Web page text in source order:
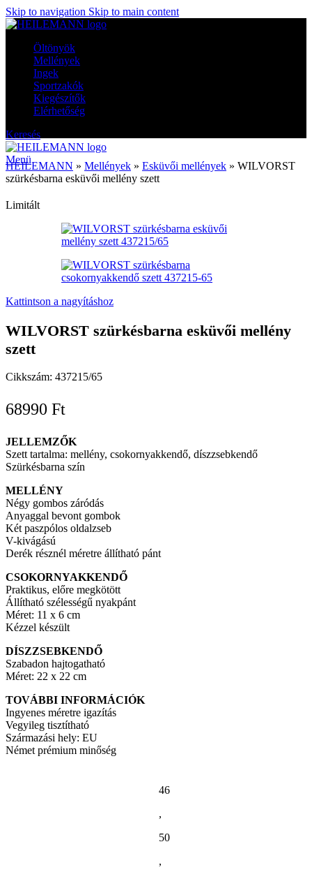
Skip to navigation Skip to main content
Öltönyök
Mellények
Ingek
Sportzakók
Kiegészítők
Elérhetőség
Keresés
Menü
HEILEMANN » Mellények » Esküvői mellények » WILVORST
szürkésbarna esküvői mellény szett
Limitált
Kattintson a nagyításhoz
WILVORST szürkésbarna esküvői mellény
szett
Cikkszám: 437215/65
68990 Ft
JELLEMZŐK
Szett tartalma: mellény, csokornyakkendő, díszzsebkendő
Szürkésbarna szín
MELLÉNY
Négy gombos záródás
Anyaggal bevont gombok
Két paszpólos oldalzseb
V-kivágású
Derék résznél méretre állítható pánt
CSOKORNYAKKENDŐ
Praktikus, előre megkötött
Állítható szélességű nyakpánt
Méret: 11 x 6 cm
Kézzel készült
DÍSZZSEBKENDŐ
Szabadon hajtogatható
Méret: 22 x 22 cm
TOVÁBBI INFORMÁCIÓK
Ingyenes méretre igazítás
Vegyileg tisztítható
Származási hely: EU
Német prémium minőség
46
,
50
,